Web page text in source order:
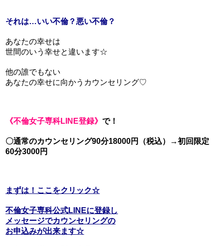
それは…いい不倫？悪い不倫？
あなたの幸せは
世間のいう幸せと違います☆
他の誰でもない
あなたの幸せに向かうカウンセリング♡
《不倫女子専科LINE登録》で！
〇通常のカウンセリング90分18000円（税込）→初回限定
60分3000円
まずは！ここをクリック☆
不倫女子専科公式LINEに登録し
メッセージでカウンセリングの
お申込みが出来ます☆